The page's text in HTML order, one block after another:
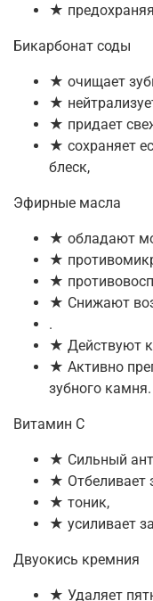
★
Бикарбонат соды
★ очищает
★
★ придает
★ сохраняет
блеск,
Эфирные масла
★ обладают
★
★
★ Снижают
.
★ Действуют
★ Активно
зубного камня.
Витамин С
★ Сильный
★ Отбеливает
★ тоник,
★ усиливает
Двуокись кремния
★ Удаляет